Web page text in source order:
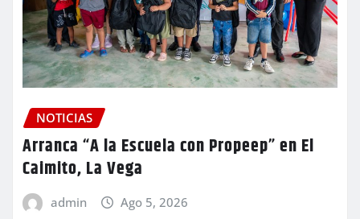
NOTICIAS
Arranca “A la Escuela con Propeep” en El
Caimito, La Vega
admin Ago 5, 2026